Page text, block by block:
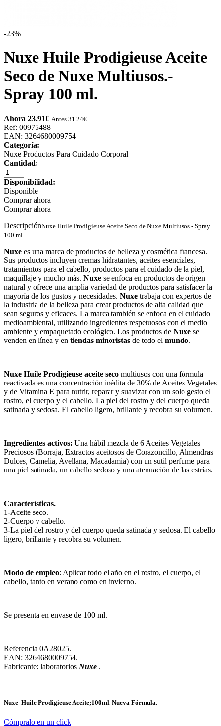
-23%
Nuxe Huile Prodigieuse Aceite
Seco de Nuxe Multiusos.-
Spray 100 ml.
Ahora 23.91€ Antes 31.24€
Ref: 00975488
EAN: 3264680009754
Categoría:
Nuxe Productos Para Cuidado Corporal
Cantidad:
Disponibilidad:
Disponible
Comprar ahora
Comprar ahora
DescripciónNuxe Huile Prodigieuse Aceite Seco de Nuxe Multiusos.- Spray
100 ml.
Nuxe es una marca de productos de belleza y cosmética francesa.
Sus productos incluyen cremas hidratantes, aceites esenciales,
tratamientos para el cabello, productos para el cuidado de la piel,
maquillaje y mucho más. Nuxe se enfoca en productos de origen
natural y ofrece una amplia variedad de productos para satisfacer la
mayoría de los gustos y necesidades. Nuxe trabaja con expertos de
la industria de la belleza para crear productos de alta calidad que
sean seguros y eficaces. La marca también se enfoca en el cuidado
medioambiental, utilizando ingredientes respetuosos con el medio
ambiente y empaquetado ecológico. Los productos de Nuxe se
venden en línea y en tiendas minoristas de todo el mundo.
Nuxe Huile Prodigieuse aceite seco multiusos con una fórmula
reactivada es una concentración inédita de 30% de Aceites Vegetales
y de Vitamina E para nutrir, reparar y suavizar con un solo gesto el
rostro, el cuerpo y el cabello. La piel del rostro y del cuerpo queda
satinada y sedosa. El cabello ligero, brillante y recobra su volumen.
Ingredientes activos: Una hábil mezcla de 6 Aceites Vegetales
Preciosos (Borraja, Extractos aceitosos de Corazoncillo, Almendras
Dulces, Camelia, Avellana, Macadamia) con un sutil perfume para
una piel satinada, un cabello sedoso y una atenuación de las estrías.
Características.
1-Aceite seco.
2-Cuerpo y cabello.
3-La piel del rostro y del cuerpo queda satinada y sedosa. El cabello
ligero, brillante y recobra su volumen.
Modo de empleo: Aplicar todo el año en el rostro, el cuerpo, el
cabello, tanto en verano como en invierno.
Se presenta en envase de 100 ml.
Referencia 0A28025.
EAN: 3264680009754.
Fabricante: laboratorios Nuxe .
Nuxe Huile Prodigieuse Aceite;100ml. Nueva Fórmula.
Cómpralo en un click